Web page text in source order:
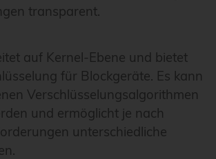
transparent.
auf Kernel-Ebene und bietet
für Blockgeräte. Es kann
Verschlüsselungsalgorithmen
und ermöglicht je nach
unterschiedliche